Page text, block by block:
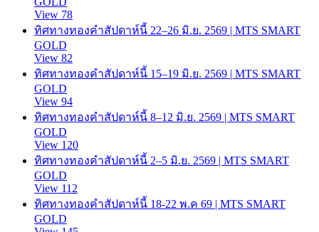
View 78
ทิศทางทองคำสัปดาห์นี้ 22–26 มิ.ย. 2569 | MTS SMART
GOLD
View 82
ทิศทางทองคำสัปดาห์นี้ 15–19 มิ.ย. 2569 | MTS SMART
GOLD
View 94
ทิศทางทองคำสัปดาห์นี้ 8–12 มิ.ย. 2569 | MTS SMART
GOLD
View 120
ทิศทางทองคำสัปดาห์นี้ 2–5 มิ.ย. 2569 | MTS SMART
GOLD
View 112
ทิศทางทองคำสัปดาห์นี้ 18-22 พ.ค 69 | MTS SMART
GOLD